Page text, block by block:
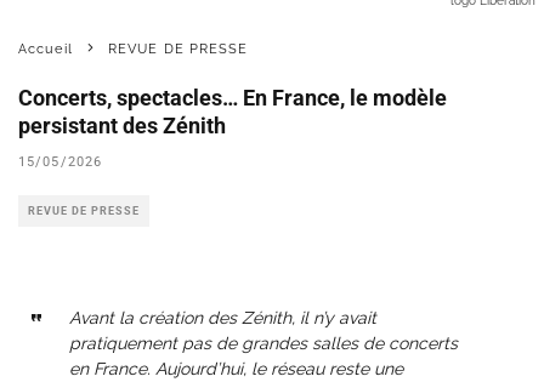
Accueil REVUE DE PRESSE
Concerts, spectacles… En France, le modèle
persistant des Zénith
15/05/2026
REVUE DE PRESSE
Avant la création des Zénith, il n’y avait
pratiquement pas de grandes salles de concerts
en France. Aujourd’hui, le réseau reste une